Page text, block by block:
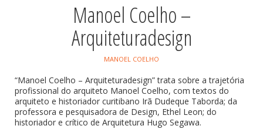
Manoel Coelho –
Arquiteturadesign
MANOEL COELHO
“Manoel Coelho – Arquiteturadesign” trata sobre a trajetória
profissional do arquiteto Manoel Coelho, com textos do
arquiteto e historiador curitibano Irã Dudeque Taborda; da
professora e pesquisadora de Design, Ethel Leon; do
historiador e crítico de Arquitetura Hugo Segawa.